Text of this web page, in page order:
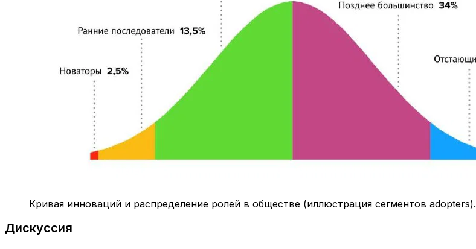
Кривая инноваций и распределение ролей в обществе (иллюстрация сегментов adopters).
Дискуссия